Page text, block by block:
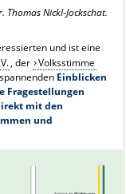
Thomas Nickl-Jockschat.
und ist eine
, der Volksstimme
Einblicken
Fragestellungen
mit den
und